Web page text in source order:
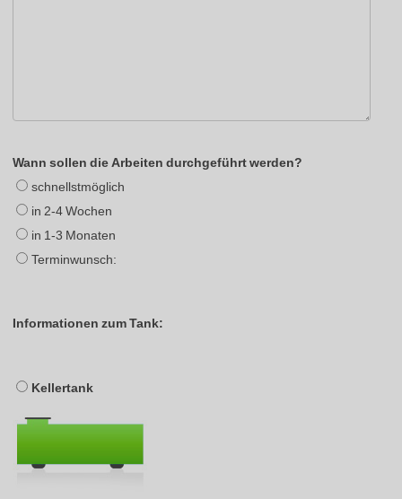
Wann sollen die Arbeiten durchgeführt werden?
schnellstmöglich
in 2-4 Wochen
in 1-3 Monaten
Terminwunsch:
Informationen zum Tank:
Kellertank